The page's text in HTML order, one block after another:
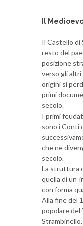
Il
Il Castello di
resto del
posizione
verso gli altri
origini si
primi
secolo.
I primi
sono i Conti
che ne
secolo.
La struttura
quella di un’
con forma
Alla fine del
popolare del